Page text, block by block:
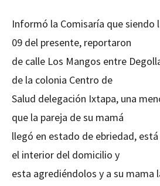
Informó la Comisaría que siendo
09 del presente, reportaron
de calle Los Mangos entre
de la colonia Centro de
Salud delegación Ixtapa, una
que la pareja de su mamá
llegó en estado de ebriedad,
el interior del domicilio y
esta agrediéndolos y a su mama